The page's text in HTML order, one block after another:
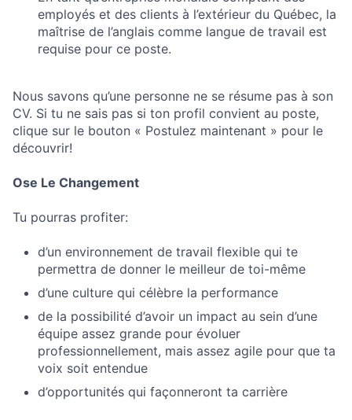
employés et des clients à l’extérieur du Québec, la
maîtrise de l’anglais comme langue de travail est
requise pour ce poste.
Nous savons qu’une personne ne se résume pas à son
CV. Si tu ne sais pas si ton profil convient au poste,
clique sur le bouton « Postulez maintenant » pour le
découvrir!
Ose Le Changement
Tu pourras profiter:
d’un environnement de travail flexible qui te
permettra de donner le meilleur de toi-même
d’une culture qui célèbre la performance
de la possibilité d’avoir un impact au sein d’une
équipe assez grande pour évoluer
professionnellement, mais assez agile pour que ta
voix soit entendue
d’opportunités qui façonneront ta carrière